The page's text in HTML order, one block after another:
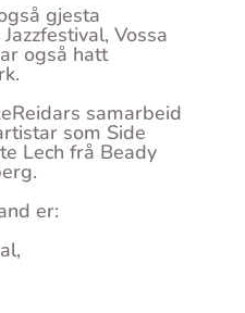
gjesta
Vossa
også hatt
samarbeid
som Side
Lech frå Beady
er: